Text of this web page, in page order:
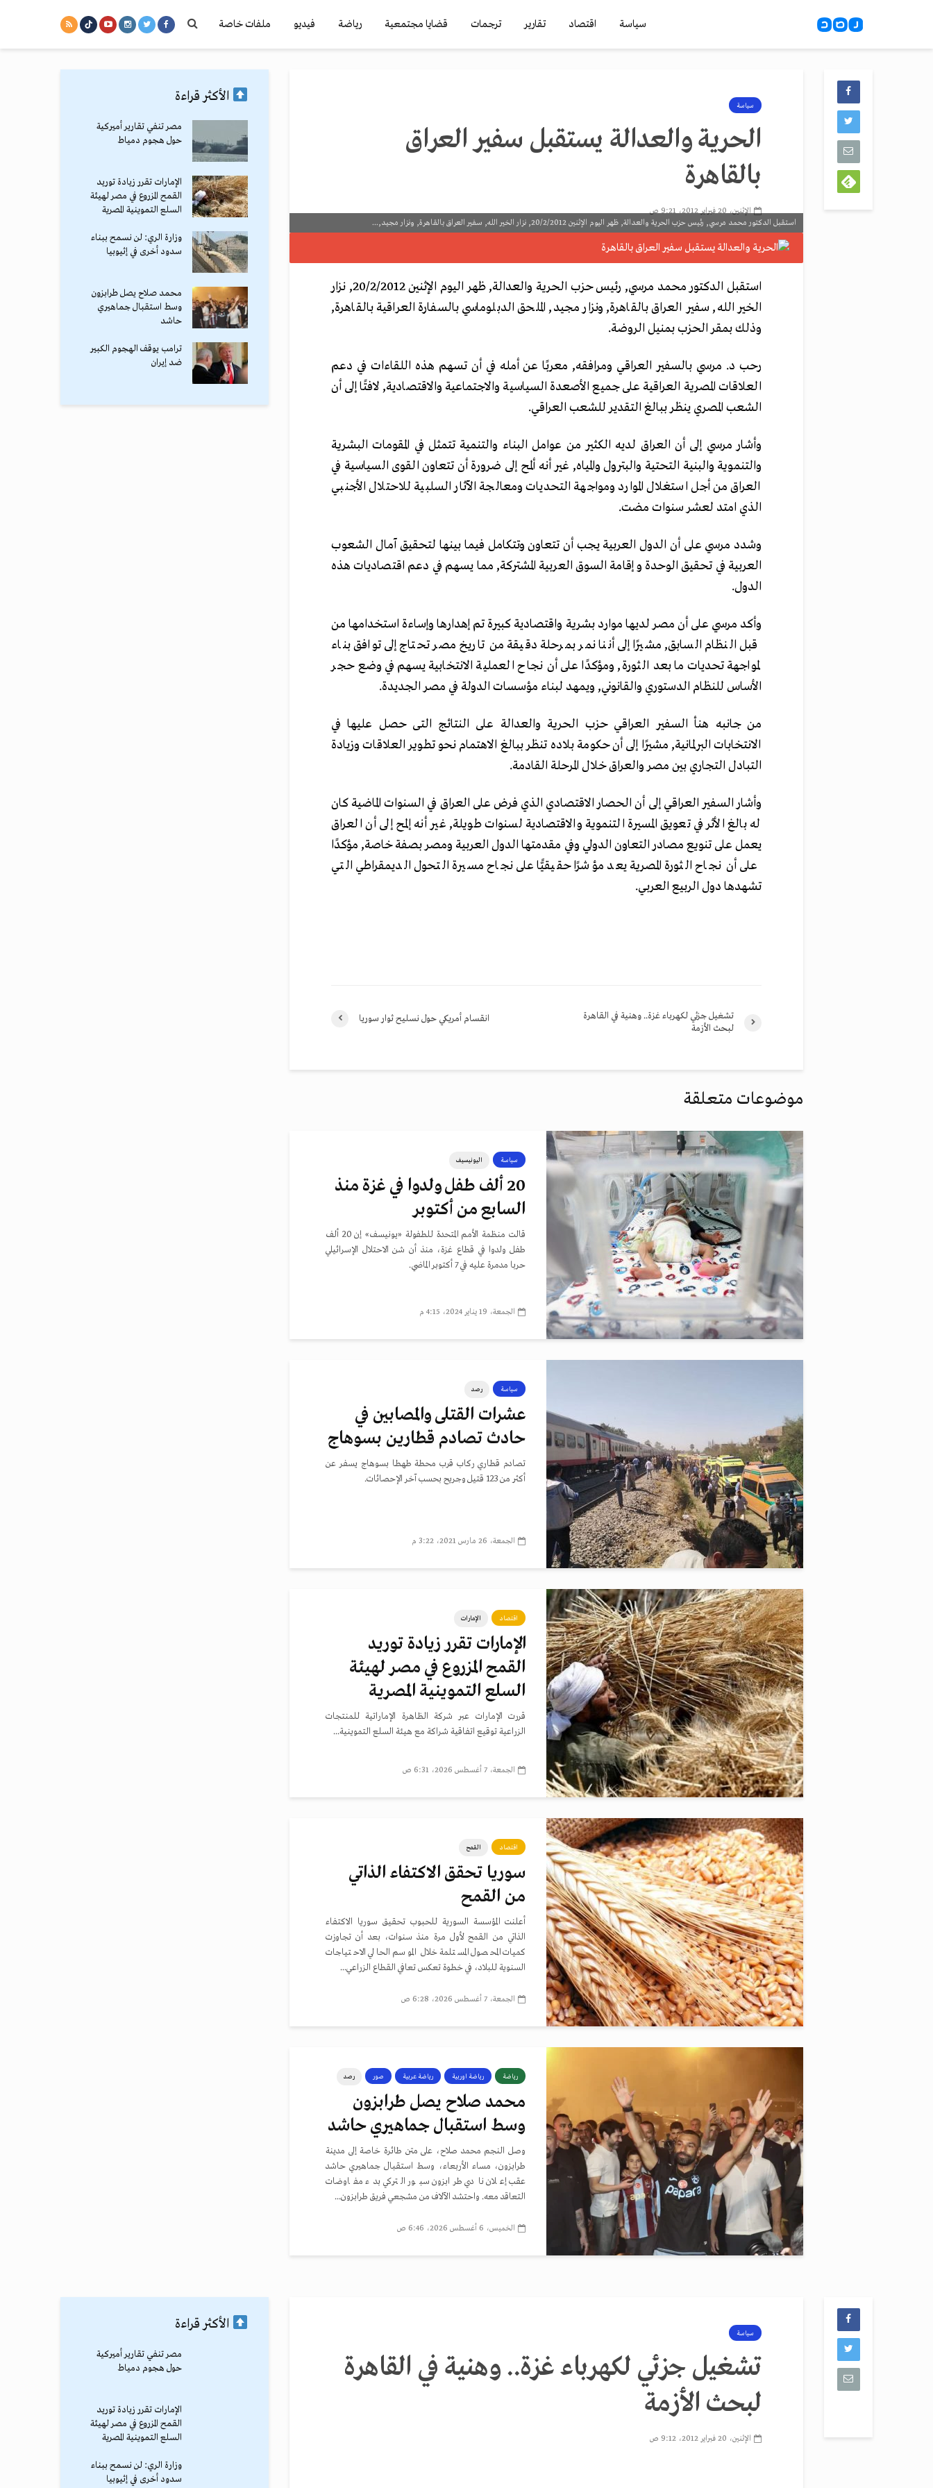
سياسة اقتصاد تقارير ترجمات قضايا مجتمعية رياضة فيديو ملفات خاصة
سياسة
الحرية والعدالة يستقبل سفير العراق
بالقاهرة
الإثنين، 20 فبراير 2012، 9:21 ص
استقبل الدكتور محمد مرسي, رئيس حزب الحرية والعدالة, ظهر اليوم الإثنين 20/2/2012, نزار الخير الله, سفير العراق بالقاهرة, ونزار مجيد,...
استقبل الدكتور محمد مرسي, رئيس حزب الحرية والعدالة, ظهر اليوم الإثنين 20/2/2012, نزار
الخير الله, سفير العراق بالقاهرة, ونزار مجيد, الملحق الدبلوماسي بالسفارة العراقية بالقاهرة,
وذلك بمقر الحزب بمنيل الروضة.
رحب د. مرسي بالسفير العراقي ومرافقه, معربًا عن أمله في أن تسهم هذه اللقاءات في دعم
العلاقات المصرية العراقية على جميع الأصعدة السياسية والاجتماعية والاقتصادية, لافتًا إلى أن
الشعب المصري ينظر ببالغ التقدير للشعب العراقي.
وأشار مرسي إلى أن العراق لديه الكثير من عوامل البناء والتنمية تتمثل في المقومات البشرية
والتنموية والبنية التحتية والبترول والمياه, غير أنه ألمح إلى ضرورة أن تتعاون القوى السياسية في
العراق من أجل استغلال الموارد ومواجهة التحديات ومعالجة الآثار السلبية للاحتلال الأجنبي
الذي امتد لعشر سنوات مضت.
وشدد مرسي على أن الدول العربية يجب أن تتعاون وتتكامل فيما بينها لتحقيق آمال الشعوب
العربية في تحقيق الوحدة و إقامة السوق العربية المشتركة, مما يسهم في دعم اقتصاديات هذه
الدول.
وأكد مرسي على أن مصر لديها موارد بشرية واقتصادية كبيرة تم إهدارها وإساءة استخدامها من
قبل النظام السابق, مشيرًا إلى أننا نمر بمرحلة دقيقة من تاريخ مصر تحتاج إلى توافق بناء
لمواجهة تحديات ما بعد الثورة, ومؤكدًا على أن نجاح العملية الانتخابية يسهم في وضع حجر
الأساس للنظام الدستوري والقانوني, ويمهد لبناء مؤسسات الدولة في مصر الجديدة.
من جانبه هنأ السفير العراقي حزب الحرية والعدالة على النتائج التى حصل عليها في
الانتخابات البرلمانية, مشيرًا إلى أن حكومة بلاده تنظر ببالغ الاهتمام نحو تطوير العلاقات وزيادة
التبادل التجاري بين مصر والعراق خلال المرحلة القادمة.
وأشار السفير العراقي إلى أن الحصار الاقتصادي الذي فرض على العراق في السنوات الماضية كان
له بالغ الأثر في تعويق المسيرة التنموية والاقتصادية لسنوات طويلة, غير أنه إلمح إلى أن العراق
يعمل على تنويع مصادر التعاون الدولي وفي مقدمتها الدول العربية ومصر بصفة خاصة, مؤكدًا
على أن نجاح الثورة المصرية يعد مؤشرًا حقيقيًّا على نجاح مسيرة التحول الديمقراطي التي
تشهدها دول الربيع العربي.
انقسام أمريكي حول نسليح ثوار سوريا
تشغيل جزئي لكهرباء غزة.. وهنية في القاهرة
لبحث الأزمة
موضوعات متعلقة
سياسة اليونيسيف
20 ألف طفل ولدوا في غزة منذ
السابع من أكتوبر
قالت منظمة الأمم المتحدة للطفولة «يونيسف» إن 20 ألف
طفل ولدوا في قطاع غزة، منذ أن شن الاحتلال الإسرائيلي
حربا مدمرة عليه في 7 أكتوبر الماضي.
الجمعة، 19 يناير 2024، 4:15 م
سياسة رصد
عشرات القتلى والمصابين في
حادث تصادم قطارين بسوهاج
تصادم قطاري ركاب قرب محطة طهطا بسوهاج يسفر عن
أكثر من 123 قتيل وجريح بحسب آخر الإحصائات.
الجمعة، 26 مارس 2021، 3:22 م
اقتصاد الإمارات
الإمارات تقرر زيادة توريد
القمح المزروع في مصر لهيئة
السلع التموينية المصرية
قررت الإمارات عبر شركة الظاهرة الإماراتية للمنتجات
الزراعية توقيع اتفاقية شراكة مع هيئة السلع التموينية...
الجمعة، 7 أغسطس 2026، 6:31 ص
اقتصاد القمح
سوريا تحقق الاكتفاء الذاتي
من القمح
أعلنت المؤسسة السورية للحبوب تحقيق سوريا الاكتفاء
الذاتي من القمح لأول مرة منذ سنوات، بعد أن تجاوزت
كميات المحصول المستلمة خلال الموسم الحالي الاحتياجات
السنوية للبلاد، في خطوة تعكس تعافي القطاع الزراعي...
الجمعة، 7 أغسطس 2026، 6:28 ص
رياضة رياضة اوربية رياضة عربية صور رصد
محمد صلاح يصل طرابزون
وسط استقبال جماهيري حاشد
وصل النجم محمد صلاح، على متن طائرة خاصة إلى مدينة
طرابزون، مساء الأربعاء، وسط استقبال جماهيري حاشد
عقب إعلان نادي طرابزون سبور التركي بدء مفاوضات
التعاقد معه. واحتشد الآلاف من مشجعي فريق طرابزون...
الخميس، 6 أغسطس 2026، 6:46 ص
الأكثر قراءة
مصر تنفي تقارير أميركية
حول هجوم دمياط
الإمارات تقرر زيادة توريد
القمح المزروع في مصر لهيئة
السلع التموينية المصرية
وزارة الري: لن نسمح ببناء
سدود أخرى في إثيوبيا
محمد صلاح يصل طرابزون
وسط استقبال جماهيري
حاشد
ترامب يوقف الهجوم الكبير
ضد إيران
سياسة
تشغيل جزئي لكهرباء غزة.. وهنية في القاهرة
لبحث الأزمة
الإثنين، 20 فبراير 2012، 9:12 ص
الأكثر قراءة
مصر تنفي تقارير أميركية
حول هجوم دمياط
الإمارات تقرر زيادة توريد
القمح المزروع في مصر لهيئة
السلع التموينية المصرية
وزارة الري: لن نسمح ببناء
سدود أخرى في إثيوبيا